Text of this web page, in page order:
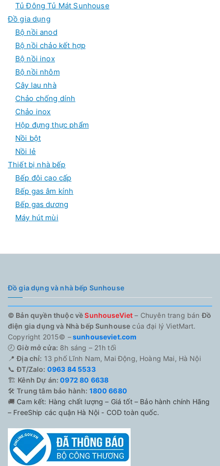
Tủ Đông Tủ Mát Sunhouse
Đồ gia dụng
Bộ nồi anod
Bộ nồi chảo kết hợp
Bộ nồi inox
Bộ nồi nhôm
Cây lau nhà
Chảo chống dính
Chảo inox
Hộp đựng thực phẩm
Nồi bột
Nồi lẻ
Thiết bị nhà bếp
Bếp đôi cao cấp
Bếp gas âm kính
Bếp gas dương
Máy hút mùi
Đồ gia dụng và nhà bếp Sunhouse
© Bản quyền thuộc vềSunhouseViet – Chuyên trang bánĐồ
điện gia dụng và Nhà bếp Sunhouse của đại lý VietMart.
Copyright 2015© –sunhouseviet.com
🕗Giờ mở cửa: 8h sáng – 21h tối
📍Địa chỉ: 13 phố Lĩnh Nam, Mai Động, Hoàng Mai, Hà Nội
📞ĐT/Zalo: 0963 84 5533
🏗️ Kênh Dự án: 0972 80 6638
🛠️Trung tâm bảo hành: 1800 6680
🚚 Cam kết: Hàng chất lượng – Giá tốt – Bảo hành chính Hãng
– FreeShip các quận Hà Nội - COD toàn quốc.